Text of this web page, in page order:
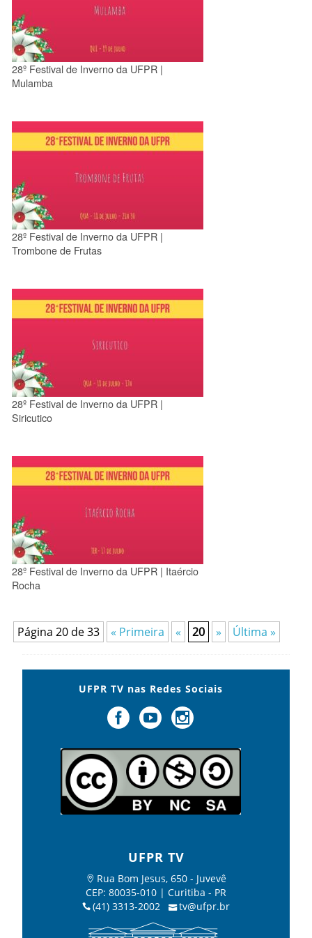
28º Festival de Inverno da UFPR |
Mulamba
28º Festival de Inverno da UFPR |
Trombone de Frutas
28º Festival de Inverno da UFPR |
Siricutico
28º Festival de Inverno da UFPR | Itaércio
Rocha
Página 20 de 33 « Primeira « 20 » Última »
UFPR TV nas Redes Sociais
UFPR TV
Rua Bom Jesus, 650 - Juvevê
CEP: 80035-010 | Curitiba - PR
(41) 3313-2002
tv@ufpr.br